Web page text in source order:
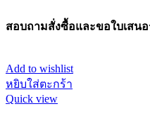
สอบถามสั่งซื้อและขอใบเสน
Add to wishlist
หยิบใส่ตะกร้า
Quick view